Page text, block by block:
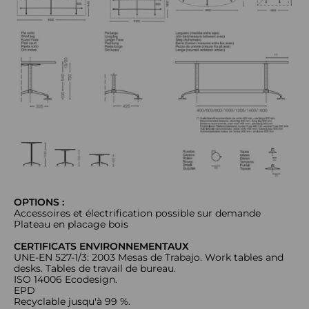
OPTIONS :
Accessoires et électrification possible sur demande
Plateau en placage bois
CERTIFICATS ENVIRONNEMENTAUX
UNE-EN 527-1/3: 2003 Mesas de Trabajo. Work tables and
desks. Tables de travail de bureau.
ISO 14006 Ecodesign.
EPD
Recyclable jusqu'à 99 %.